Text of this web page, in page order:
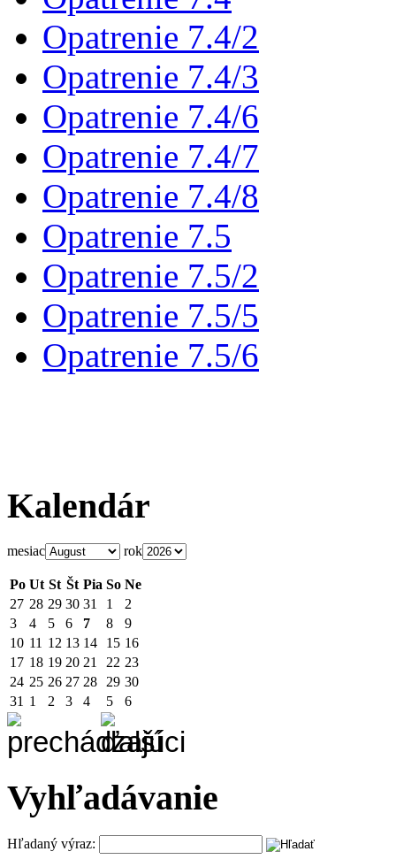
Opatrenie 7.4/2
Opatrenie 7.4/3
Opatrenie 7.4/6
Opatrenie 7.4/7
Opatrenie 7.4/8
Opatrenie 7.5
Opatrenie 7.5/2
Opatrenie 7.5/5
Opatrenie 7.5/6
Kalendár
mesiac rok
Po Ut St Št Pia So Ne
27 28 29 30 31 1
2
3
4 5 6 7 8
9
10 11 12 13 14 15 16
17 18 19 20 21 22 23
24 25 26 27 28 29 30
31 1 2 3 4 5 6
Vyhľadávanie
Hľadaný výraz: